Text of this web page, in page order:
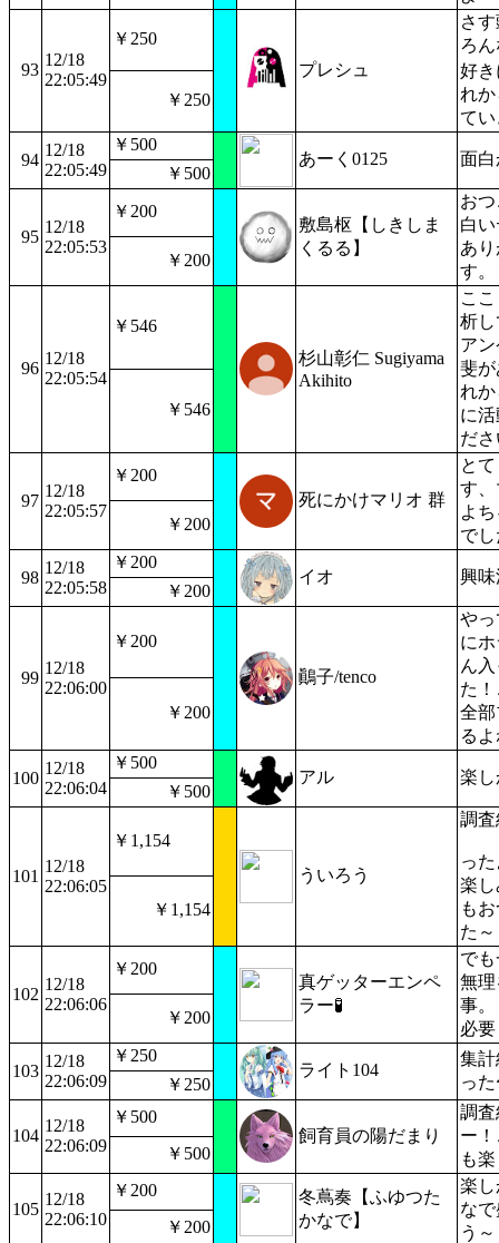
93
12/18
22:05:49
￥250
プレシュ
さ
ろ
好
れ
て
￥250
94
12/18
22:05:49
￥500
あーく0125 面
￥500
95
12/18
22:05:53
￥200
敷島枢【しきしま
くるる】
お
白
あ
す。
￥200
96
12/18
22:05:54
￥546
杉山彰仁 Sugiyama
Akihito
こ
析
ア
斐
れ
に
だ
￥546
97
12/18
22:05:57
￥200
死にかけマリオ 群
と
す
よ
でし
￥200
98
12/18
22:05:58
￥200
イオ 興
￥200
99
12/18
22:06:00
￥200
鷆子/tenco
や
に
ん
た
全
る
￥200
100
12/18
22:06:04
￥500
アル 楽
￥500
101
12/18
22:06:05
￥1,154
ういろう
調
っ
楽
も
た～
￥1,154
102
12/18
22:06:06
￥200
真ゲッターエンペ
ラー🧪
で
無
事。
必
￥200
103
12/18
22:06:09
￥250
ライト104
集
っ
￥250
104
12/18
22:06:09
￥500
飼育員の陽だまり
調
ー
も
￥500
105
12/18
22:06:10
￥200
冬蔦奏【ふゆつた
かなで】
楽
な
う
￥200